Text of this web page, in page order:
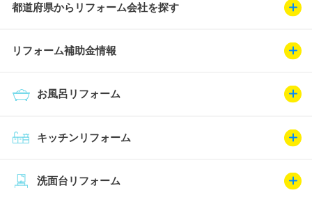
都道府県からリフォーム会社を探す
リフォーム補助金情報
キッチンリフォーム
お風呂リフォーム
洗面台リフォーム